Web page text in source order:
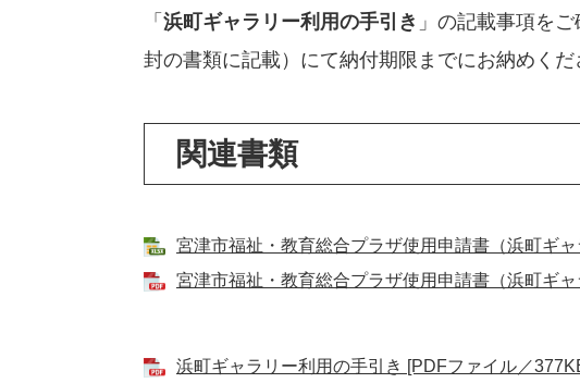
「 浜町ギャラリー利用の手引き 」の記載事項を
封の書類に記載）にて納付期限までにお納めくだ
関連書類
宮津市福祉・教育総合プラザ使用申請書（浜町ギ
宮津市福祉・教育総合プラザ使用申請書（浜町ギ
浜町ギャラリー利用の手引き [PDFファイル／